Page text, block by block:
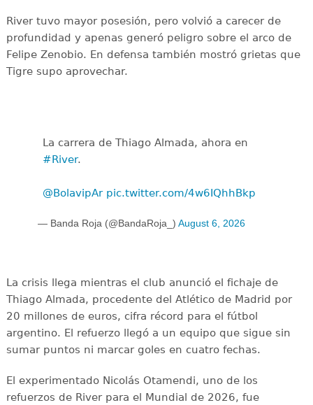
River tuvo mayor posesión, pero volvió a carecer de
profundidad y apenas generó peligro sobre el arco de
Felipe Zenobio. En defensa también mostró grietas que
Tigre supo aprovechar.
La carrera de Thiago Almada, ahora en
#River.
@BolavipAr pic.twitter.com/4w6IQhhBkp
— Banda Roja (@BandaRoja_) August 6, 2026
La crisis llega mientras el club anunció el fichaje de
Thiago Almada, procedente del Atlético de Madrid por
20 millones de euros, cifra récord para el fútbol
argentino. El refuerzo llegó a un equipo que sigue sin
sumar puntos ni marcar goles en cuatro fechas.
El experimentado Nicolás Otamendi, uno de los
refuerzos de River para el Mundial de 2026, fue